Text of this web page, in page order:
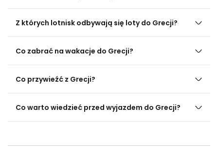
Z których lotnisk odbywają się loty do Grecji?
Co zabrać na wakacje do Grecji?
Co przywieźć z Grecji?
Co warto wiedzieć przed wyjazdem do Grecji?